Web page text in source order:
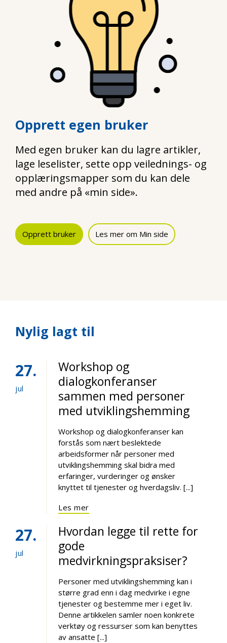
Opprett egen bruker
Med egen bruker kan du lagre artikler,
lage leselister, sette opp veilednings- og
opplæringsmapper som du kan dele
med andre på «min side».
Opprett bruker Les mer om Min side
Nylig lagt til
27
jul
Workshop og
dialogkonferanser
sammen med personer
med utviklingshemming
Workshop og dialogkonferanser kan
forstås som nært beslektede
arbeidsformer når personer med
utviklingshemming skal bidra med
erfaringer, vurderinger og ønsker
knyttet til tjenester og hverdagsliv. [...]
Les mer
27
jul
Hvordan legge til rette for
gode
medvirkningspraksiser?
Personer med utviklingshemming kan i
større grad enn i dag medvirke i egne
tjenester og bestemme mer i eget liv.
Denne artikkelen samler noen konkrete
verktøy og ressurser som kan benyttes
av ansatte [...]